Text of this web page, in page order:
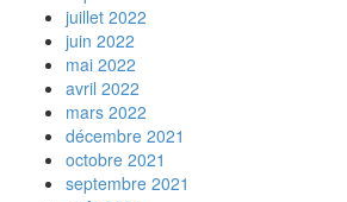
juillet 2022
juin 2022
mai 2022
avril 2022
mars 2022
décembre 2021
octobre 2021
septembre 2021